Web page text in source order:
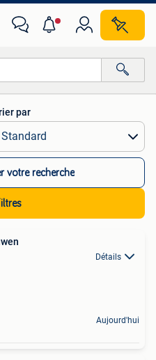
distances…
par
votre recherche
Détails
Aujourd'hui